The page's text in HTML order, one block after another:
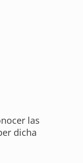
las
dicha